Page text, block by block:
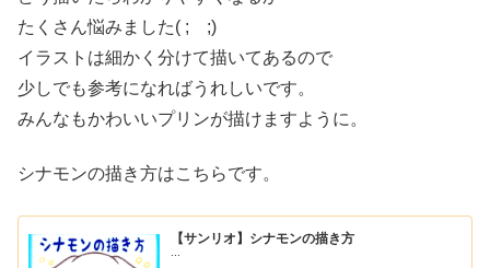
たくさん悩みました( ; ;)
イラストは細かく分けて描いてあるので
少しでも参考になればうれしいです。
みんなもかわいいプリンが描けますように。
シナモンの描き方はこちらです。
【サンリオ】シナモンの描き方